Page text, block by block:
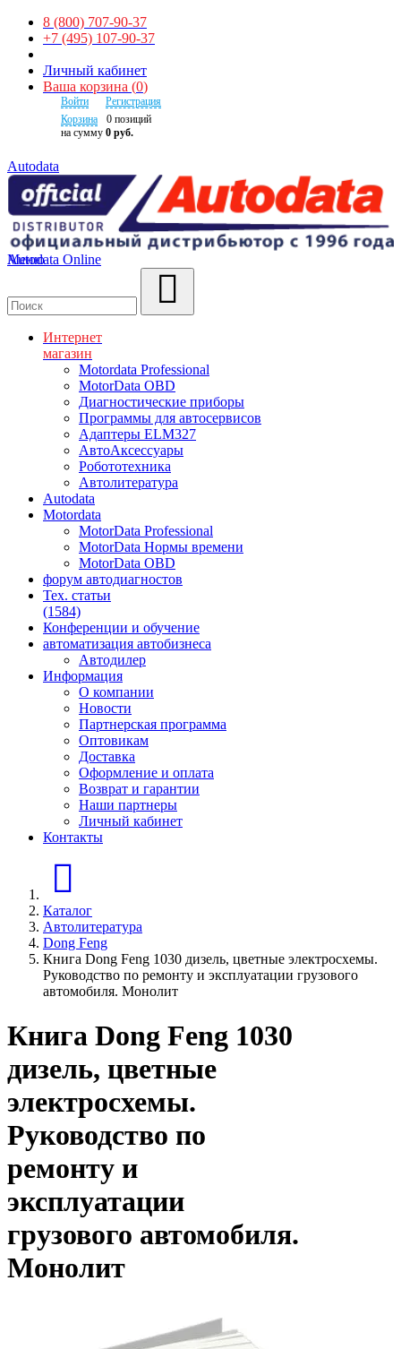
8 (800) 707-90-37
+7 (495) 107-90-37
Личный кабинет
Ваша корзина (0)
Войти
Регистрация
Корзина
0 позиций
на сумму 0 руб.
Autodata
Autodata Online
Меню
Интернет
магазин
Motordata Professional
MotorData OBD
Диагностические приборы
Программы для автосервисов
Адаптеры ELM327
АвтоАксессуары
Робототехника
Автолитература
Autodata
Motordata
MotorData Professional
MotorData Нормы времени
MotorData OBD
форум автодиагностов
Тех. статьи
(1584)
Конференции и обучение
автоматизация автобизнеса
Автодилер
Информация
О компании
Новости
Партнерская программа
Оптовикам
Доставка
Оформление и оплата
Возврат и гарантии
Наши партнеры
Личный кабинет
Контакты
Каталог
Автолитература
Dong Feng
Книга Dong Feng 1030 дизель, цветные электросхемы.
Руководство по ремонту и эксплуатации грузового
автомобиля. Монолит
Книга Dong Feng 1030
дизель, цветные
электросхемы.
Руководство по
ремонту и
эксплуатации
грузового автомобиля.
Монолит